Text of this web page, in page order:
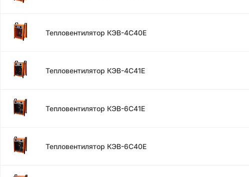
Тепловентилятор КЭВ-4С40Е
Тепловентилятор КЭВ-4С41Е
Тепловентилятор КЭВ-6С41Е
Тепловентилятор КЭВ-6С40Е